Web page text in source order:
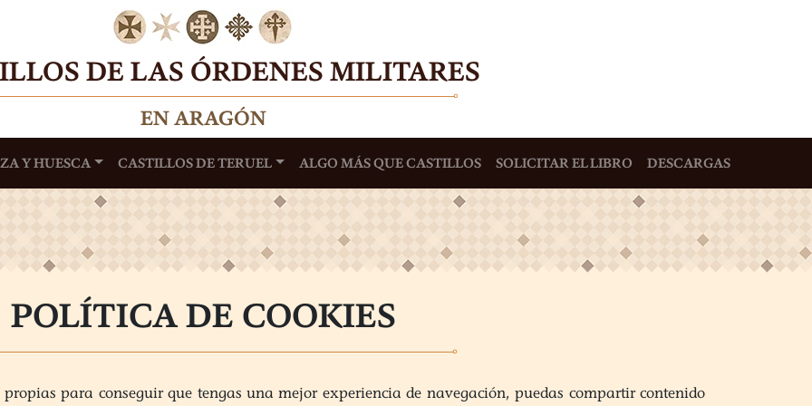
DE LAS ÓRDENES MILITARES
EN ARAGÓN
Y HUESCA
DEL
DEL SANTO
CASTILLOS DE TERUEL
ITINERARIOS
ALGO MÁS QUE CASTILLOS SOLICITAR EL LIBRO DESCARGAS
POLÍTICA DE COOKIES
propias para conseguir que tengas una mejor experiencia de navegación, puedas compartir contenido